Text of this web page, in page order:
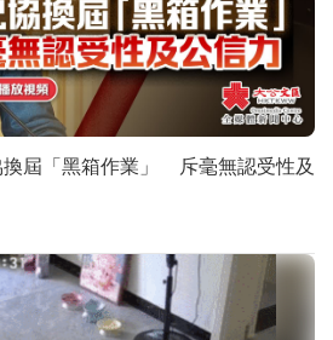
換屆「黑箱作業」 斥毫無認受性及